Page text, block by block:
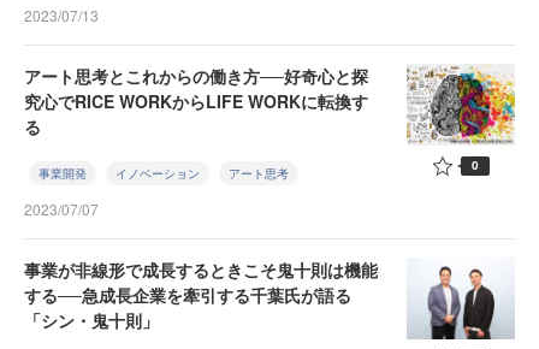
2023/07/13
アート思考とこれからの働き方──好奇心と探
究心でRICE WORKからLIFE WORKに転換す
る
事業開発 イノベーション アート思考
2023/07/07
0
事業が非線形で成長するときこそ鬼十則は機能
する──急成長企業を牽引する千葉氏が語る
「シン・鬼十則」